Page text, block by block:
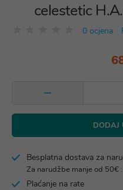
celestetic
0 ocjena
DODAJ
Besplatna dostava za
Za narudžbe manje od 50€
Plaćanje na rate